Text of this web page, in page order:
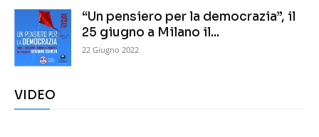
“Un pensiero per la democrazia”, il
25 giugno a Milano il...
22 Giugno 2022
VIDEO